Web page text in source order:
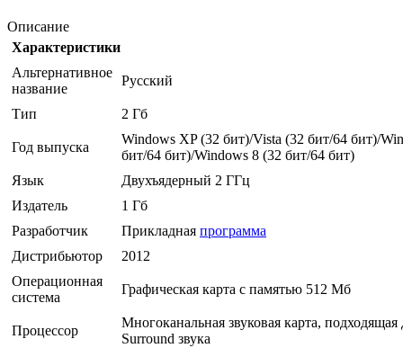
Описание
Характеристики
Альтернативное
название
Русский
Тип 2 Гб
Год выпуска
Windows XP (32 бит)/Vista (32 бит/64 бит)/
бит/64 бит)/Windows 8 (32 бит/64 бит)
Язык
Двухъядерный 2 ГГц
Издатель
1 Гб
Разработчик
Прикладная программа
Дистрибьютор
2012
Операционная
система
Графическая карта с памятью 512 Мб
Процессор
Многоканальная звуковая карта, подходящая
Surround звука